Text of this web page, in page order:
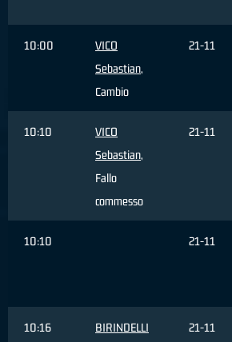
10:00
VICO
Sebastian,
Cambio
21-11
10:10
VICO
Sebastian,
Fallo
commesso
21-11
10:10 21-11
10:16
BIRINDELLI
21-11